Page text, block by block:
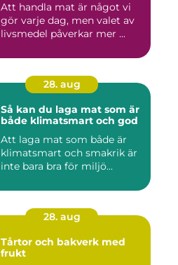
Att handla mat är något vi
gör varje dag, men valet av
livsmedel påverkar mer ...
28. aug
Så kan du laga mat som är
både klimatsmart och god
Att laga mat som både är
klimatsmart och smakrik är
inte bara bra för miljö...
28. aug
Tårtor och bakverk med
frukt